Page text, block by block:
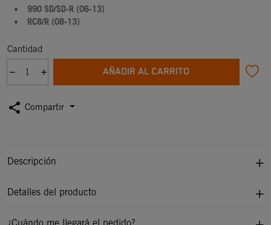
990 SD/SD-R (06-13)
RC8/R (08-13)
Cantidad
AÑADIR AL CARRITO
share Compartir
Descripción
Detalles del producto